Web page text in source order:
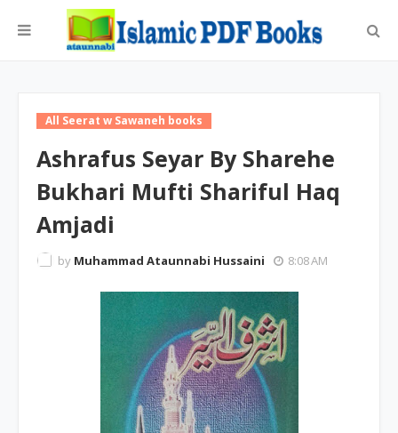
All Seerat w Sawaneh books
Ashrafus Seyar By Sharehe
Bukhari Mufti Shariful Haq
Amjadi
by Muhammad Ataunnabi Hussaini 8:08 AM